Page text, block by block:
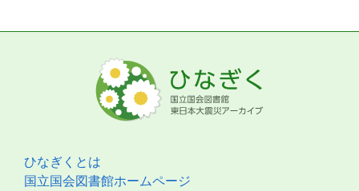
ひなぎくとは
国立国会図書館ホームページ